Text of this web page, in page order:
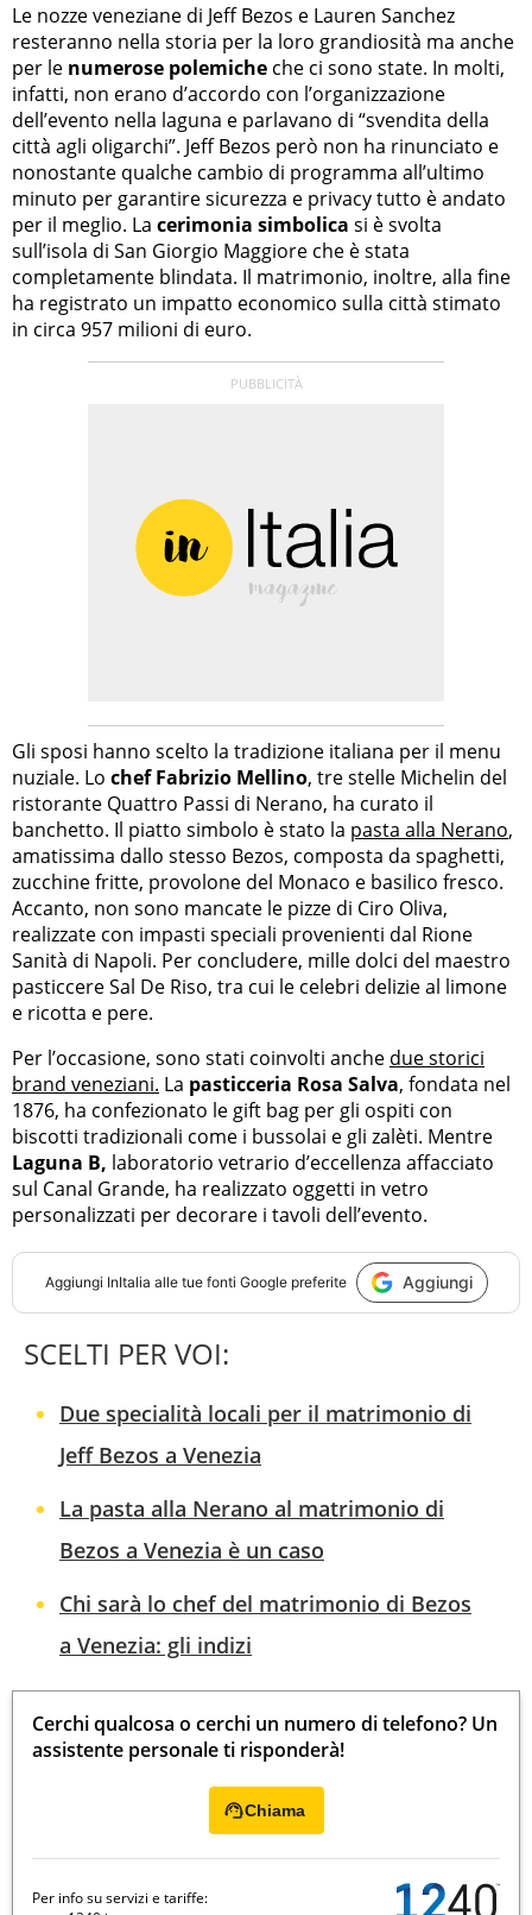
Le nozze veneziane di Jeff Bezos e Lauren Sanchez
resteranno nella storia per la loro grandiosità ma anche
per le numerose polemiche che ci sono state. In molti,
infatti, non erano d’accordo con l’organizzazione
dell’evento nella laguna e parlavano di “svendita della
città agli oligarchi”. Jeff Bezos però non ha rinunciato e
nonostante qualche cambio di programma all’ultimo
minuto per garantire sicurezza e privacy tutto è andato
per il meglio. La cerimonia simbolica si è svolta
sull’isola di San Giorgio Maggiore che è stata
completamente blindata. Il matrimonio, inoltre, alla fine
ha registrato un impatto economico sulla città stimato
in circa 957 milioni di euro.
Gli sposi hanno scelto la tradizione italiana per il menu
nuziale. Lo chef Fabrizio Mellino, tre stelle Michelin del
ristorante Quattro Passi di Nerano, ha curato il
banchetto. Il piatto simbolo è stato la pasta alla Nerano,
amatissima dallo stesso Bezos, composta da spaghetti,
zucchine fritte, provolone del Monaco e basilico fresco.
Accanto, non sono mancate le pizze di Ciro Oliva,
realizzate con impasti speciali provenienti dal Rione
Sanità di Napoli. Per concludere, mille dolci del maestro
pasticcere Sal De Riso, tra cui le celebri delizie al limone
e ricotta e pere.
Per l’occasione, sono stati coinvolti anche due storici
brand veneziani. La pasticceria Rosa Salva, fondata nel
1876, ha confezionato le gift bag per gli ospiti con
biscotti tradizionali come i bussolai e gli zalèti. Mentre
Laguna B, laboratorio vetrario d’eccellenza affacciato
sul Canal Grande, ha realizzato oggetti in vetro
personalizzati per decorare i tavoli dell’evento.
Aggiungi InItalia alle tue fonti Google preferite Aggiungi
SCELTI PER VOI:
Due specialità locali per il matrimonio di
Jeff Bezos a Venezia
La pasta alla Nerano al matrimonio di
Bezos a Venezia è un caso
Chi sarà lo chef del matrimonio di Bezos
a Venezia: gli indizi
Cerchi qualcosa o cerchi un numero di telefono? Un
assistente personale ti risponderà!
Chiama
Per info su servizi e tariffe: